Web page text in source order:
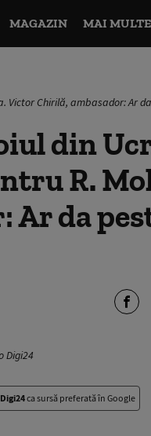
MAGAZIN MAI MULTE
Victor Chirilă, ambasador: Ar
din
R.
da
Digi24
Digi24ca sursă preferată în Google